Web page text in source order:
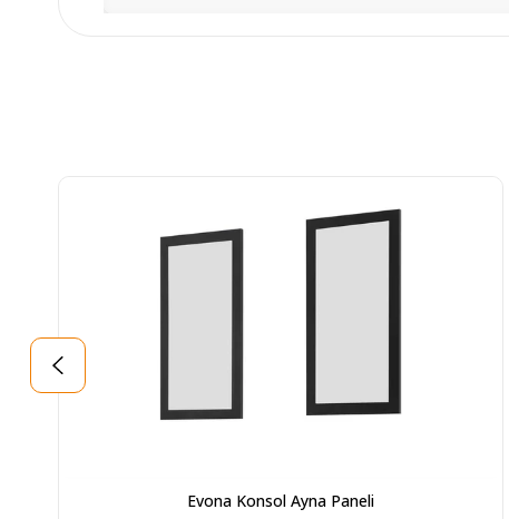
Evona Konsol Ayna Paneli